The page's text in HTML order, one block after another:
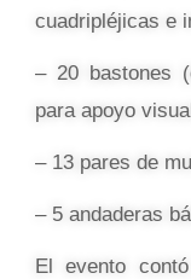
cuadripléjicas e
– 20 bastones
para apoyo
– 13 pares de
– 5 andaderas
El evento